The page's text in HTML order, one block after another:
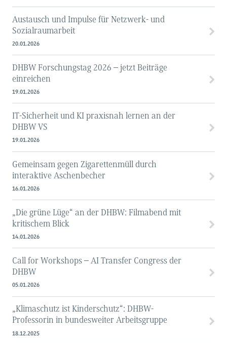
20.01.2026
Austausch und Impulse für Netzwerk- und
Sozialraumarbeit
19.01.2026
DHBW Forschungstag 2026 – jetzt Beiträge
einreichen
19.01.2026
IT-Sicherheit und KI praxisnah lernen an der
DHBW VS
16.01.2026
Gemeinsam gegen Zigarettenmüll durch
interaktive Aschenbecher
14.01.2026
„Die grüne Lüge“ an der DHBW: Filmabend mit
kritischem Blick
05.01.2026
Call for Workshops – AI Transfer Congress der
DHBW
18.12.2025
„Klimaschutz ist Kinderschutz“: DHBW-
Professorin in bundesweiter Arbeitsgruppe